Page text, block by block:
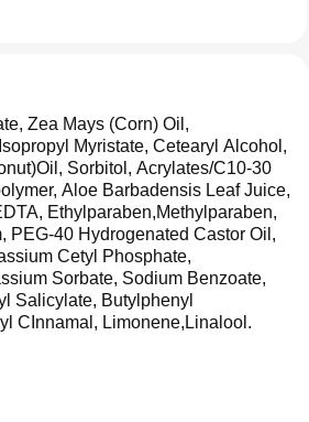
Zea Mays (Corn) Oil,
Myristate, Cetearyl Alcohol,
Sorbitol, Acrylates/C10-30
Aloe Barbadensis Leaf Juice,
Ethylparaben,Methylparaben,
PEG-40 Hydrogenated Castor Oil,
Cetyl Phosphate,
Sorbate, Sodium Benzoate,
Salicylate, Butylphenyl
CInnamal, Limonene,Linalool.